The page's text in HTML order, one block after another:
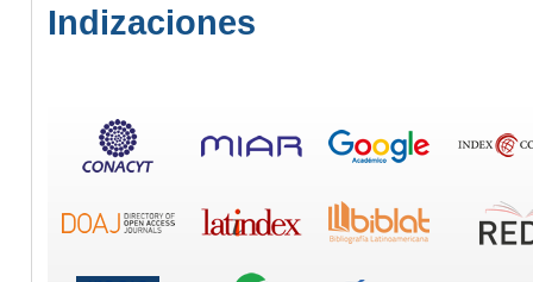
Indizaciones